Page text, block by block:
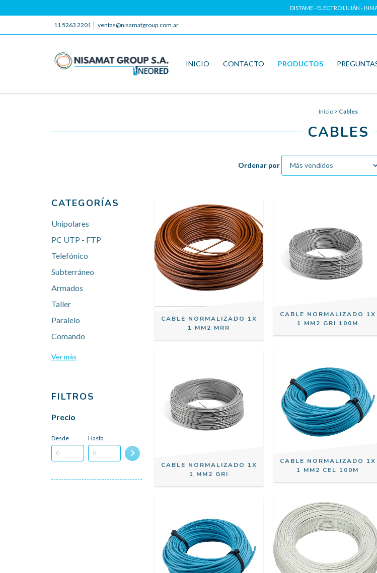
DISTAME - ELECTRO LUJÁN -
11 5263 2201 ventas@nisamatgroup.com.ar
INICIO CONTACTO PRODUCTOS
Inicio > Cables
CABLES
Ordenar por
CATEGORÍAS
Unipolares
PC UTP - FTP
Telefónico
Subterráneo
Armados
Taller
Paralelo
Comando
Ver más
FILTROS
Precio
Desde Hasta
CABLE NORMALIZADO 1X
1 MM2 MRR
CABLE NORMALIZADO 1X
1 MM2 GRI 100M
CABLE NORMALIZADO 1X
1 MM2 GRI
CABLE NORMALIZADO 1X
1 MM2 CEL 100M